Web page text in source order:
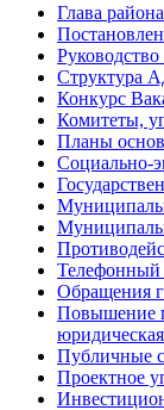
Глава района
Структура
Конкурс
Комитеты,
Планы
Социально-
Обращения
Повышение
Публичные
Проектное